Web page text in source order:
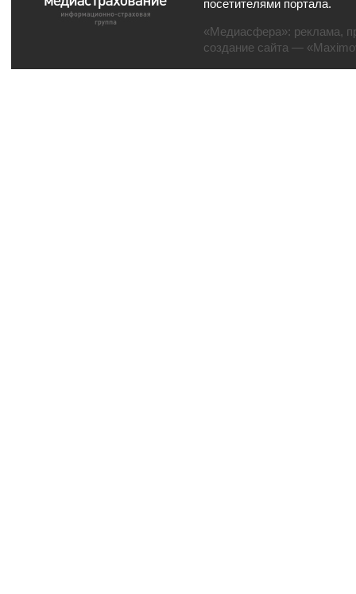
посетителями портала.
«Медиасфера»: реклама,
создание сайта —